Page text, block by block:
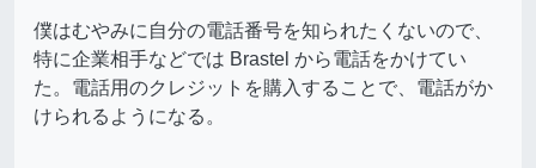
僕はむやみに自分の電話番号を知られたくないので、
特に企業相手などでは Brastel から電話をかけてい
た。電話用のクレジットを購入することで、電話がか
けられるようになる。